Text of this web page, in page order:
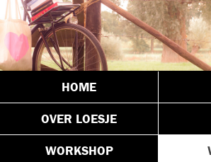
HOME
OVER LOESJE
WORKSHOP